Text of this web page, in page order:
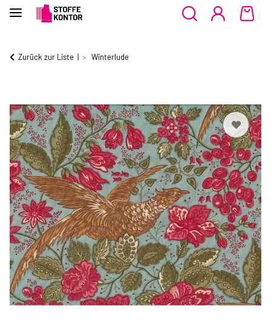
Zurück zur Liste Winterlude